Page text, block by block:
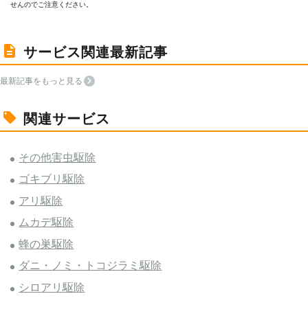
せんのでご注意ください。
サービス関連最新記事
最新記事をもっと見る
関連サービス
その他害虫駆除
ゴキブリ駆除
アリ駆除
ムカデ駆除
蜂の巣駆除
ダニ・ノミ・トコジラミ駆除
シロアリ駆除